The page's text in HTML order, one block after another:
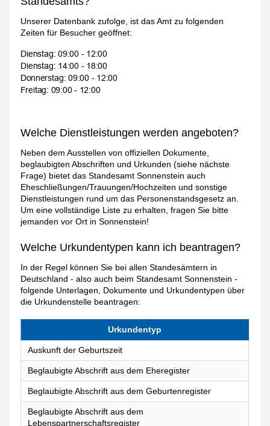
Unserer Datenbank zufolge, ist das Amt zu folgenden
Zeiten für Besucher geöffnet:
Welche Dienstleistungen werden angeboten?
Neben dem Ausstellen von offiziellen Dokumente,
beglaubigten Abschriften und Urkunden (siehe nächste
Frage) bietet das Standesamt Sonnenstein auch
Eheschließungen/Trauungen/Hochzeiten und sonstige
Dienstleistungen rund um das Personenstandsgesetz an.
Um eine vollständige Liste zu erhalten, fragen Sie bitte
jemanden vor Ort in Sonnenstein!
Welche Urkundentypen kann ich beantragen?
In der Regel können Sie bei allen Standesämtern in
Deutschland - also auch beim Standesamt Sonnenstein -
folgende Unterlagen, Dokumente und Urkundentypen über
die Urkundenstelle beantragen:
Urkundentyp
Auskunft der Geburtszeit
Beglaubigte Abschrift aus dem Eheregister
Beglaubigte Abschrift aus dem Geburtenregister
Beglaubigte Abschrift aus dem
Lebenspartnerschaftsregister